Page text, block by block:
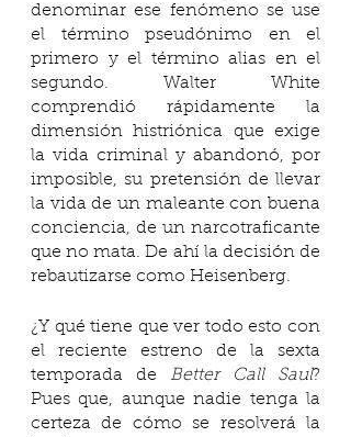
denominar ese fenómeno se use
el término pseudónimo en el
primero y el término alias en el
segundo. Walter White
comprendió rápidamente la
dimensión histriónica que exige
la vida criminal y abandonó, por
imposible, su pretensión de llevar
la vida de un maleante con buena
conciencia, de un narcotraficante
que no mata. De ahí la decisión de
rebautizarse como Heisenberg.
¿Y qué tiene que ver todo esto con
el reciente estreno de la sexta
temporada de Better Call Saul?
Pues que, aunque nadie tenga la
certeza de cómo se resolverá la